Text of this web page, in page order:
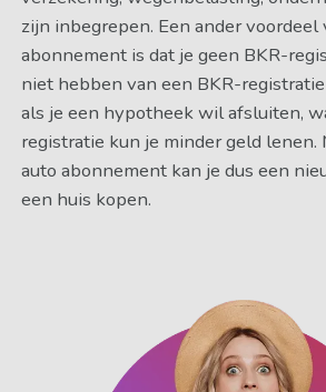
zijn inbegrepen. Een ander voordeel
abonnement is dat je geen BKR-
niet hebben van een BKR-
als je een hypotheek wil afsluiten,
registratie kun je minder geld lenen.
auto abonnement kan je dus een
een huis kopen.